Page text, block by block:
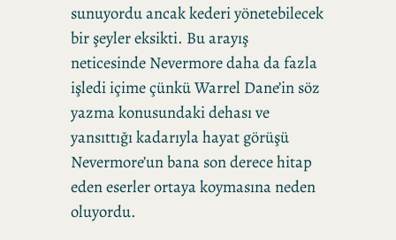
sunuyordu ancak kederi yönetebilecek
bir şeyler eksikti. Bu arayış
neticesinde Nevermore daha da fazla
işledi içime çünkü Warrel Dane’in söz
yazma konusundaki dehası ve
yansıttığı kadarıyla hayat görüşü
Nevermore’un bana son derece hitap
eden eserler ortaya koymasına neden
oluyordu.